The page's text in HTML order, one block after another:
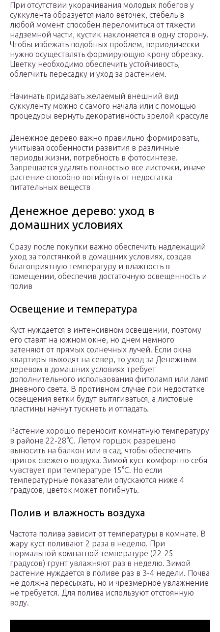
При отсутствии укорачивания молодых побегов у
суккулента образуется мало веточек, стебель в
любой момент способен переломиться от тяжести
надземной части, кустик наклоняется в одну сторону.
Чтобы избежать подобных проблем, периодически
нужно осуществлять формирующую крону обрезку.
Цветку необходимо обеспечить устойчивость,
облегчить пересадку и уход за растением.
Начинать придавать желаемый внешний вид
суккуленту можно с самого начала или с помощью
процедуры вернуть декоративность зрелой крассуле
Денежное дерево важно правильно формировать,
учитывая особенности развития в различные
периоды жизни, потребность в фотосинтезе.
Запрещается удалять полностью все листочки, иначе
растение способно погибнуть от недостатка
питательных веществ
Денежное дерево: уход в
домашних условиях
Сразу после покупки важно обеспечить надлежащий
уход за толстянкой в домашних условиях, создав
благоприятную температуру и влажность в
помещении, обеспечив достаточную освещенность и
полив
Освещение и температура
Куст нуждается в интенсивном освещении, поэтому
его ставят на южном окне, но днем немного
затеняют от прямых солнечных лучей. Если окна
квартиры выходят на север, то уход за Денежным
деревом в домашних условиях требует
дополнительного использования фитоламп или ламп
дневного света. В противном случае при недостатке
освещения ветки будут вытягиваться, а листовые
пластины начнут тускнеть и отпадать.
Растение хорошо переносит комнатную температуру
в районе 22-28°С. Летом горшок разрешено
выносить на балкон или в сад, чтобы обеспечить
приток свежего воздуха. Зимой куст комфортно себя
чувствует при температуре 15°С. Но если
температурные показатели опускаются ниже 4
градусов, цветок может погибнуть.
Полив и влажность воздуха
Частота полива зависит от температуры в комнате. В
жару куст поливают 2 раза в неделю. При
нормальной комнатной температуре (22-25
градусов) грунт увлажняют раз в неделю. Зимой
растение нуждается в поливе раз в 3-4 недели. Почва
не должна пересыхать, но и чрезмерное увлажнение
не требуется. Для полива используют отстоянную
воду.